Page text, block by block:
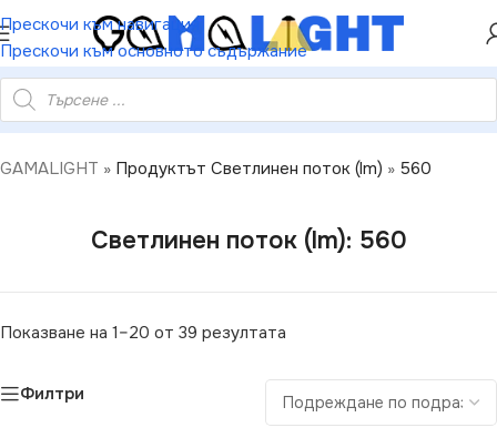
Прескочи към навигация
Прескочи към основното съдържание
НАМАЛЕНИЕ ОТ 5%
GAMALIGHT » Продуктът Светлинен поток (lm) » 560
Светлинен поток (lm): 560
Показване на 1–20 от 39 резултата
Филтри